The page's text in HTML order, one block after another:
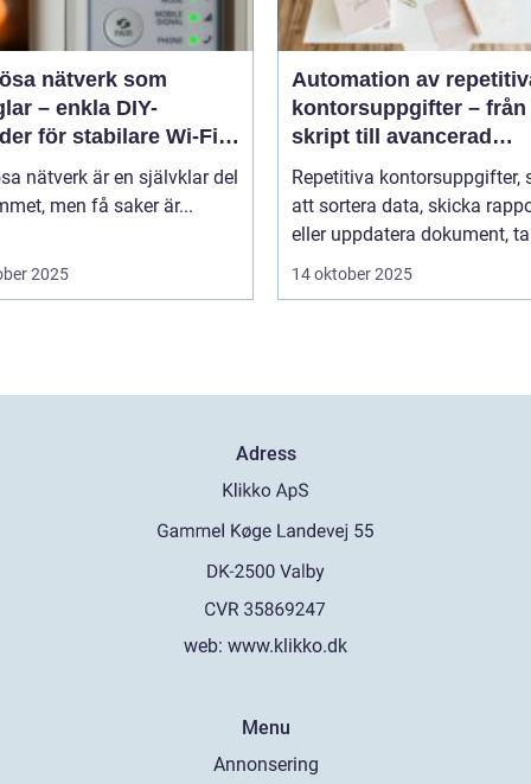
nätverk som
– enkla DIY-
för stabilare Wi-Fi i
nätverk är en självklar del
men få saker är...
2025
Automation av
kontorsuppgifter – från
skript till avancerad
programvara
Repetitiva kontorsuppgifter,
att sortera data, skicka
eller uppdatera dokument,
14 oktober 2025
Adress
web: www.klikko.dk
Menu
Annonsering